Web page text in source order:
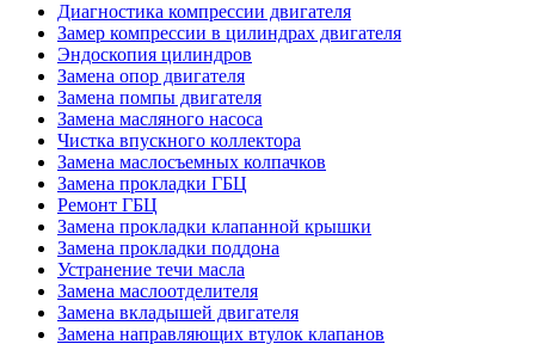
Диагностика компрессии двигателя
Замер компрессии в цилиндрах двигателя
Эндоскопия цилиндров
Замена опор двигателя
Замена помпы двигателя
Замена масляного насоса
Чистка впускного коллектора
Замена маслосъемных колпачков
Замена прокладки ГБЦ
Ремонт ГБЦ
Замена прокладки клапанной крышки
Замена прокладки поддона
Устранение течи масла
Замена маслоотделителя
Замена вкладышей двигателя
Замена направляющих втулок клапанов